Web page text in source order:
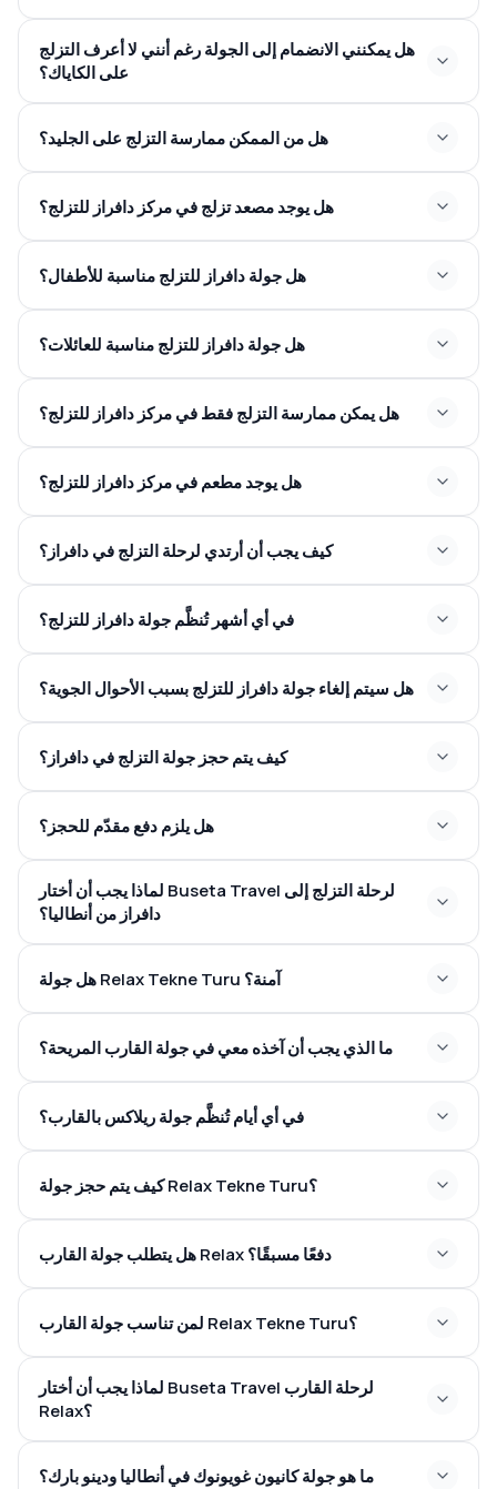
هل يمكنني الانضمام إلى الجولة رغم أنني لا أعرف التزلج
على الكاياك؟
هل من الممكن ممارسة التزلج على الجليد؟
هل يوجد مصعد تزلج في مركز دافراز للتزلج؟
هل جولة دافراز للتزلج مناسبة للأطفال؟
هل جولة دافراز للتزلج مناسبة للعائلات؟
هل يمكن ممارسة التزلج فقط في مركز دافراز للتزلج؟
هل يوجد مطعم في مركز دافراز للتزلج؟
كيف يجب أن أرتدي لرحلة التزلج في دافراز؟
في أي أشهر تُنظَّم جولة دافراز للتزلج؟
هل سيتم إلغاء جولة دافراز للتزلج بسبب الأحوال الجوية؟
كيف يتم حجز جولة التزلج في دافراز؟
هل يلزم دفع مقدّم للحجز؟
لماذا يجب أن أختار Buseta Travel لرحلة التزلج إلى
دافراز من أنطاليا؟
هل جولة Relax Tekne Turu آمنة؟
ما الذي يجب أن آخذه معي في جولة القارب المريحة؟
في أي أيام تُنظَّم جولة ريلاكس بالقارب؟
كيف يتم حجز جولة Relax Tekne Turu؟
هل يتطلب جولة القارب Relax دفعًا مسبقًا؟
لمن تناسب جولة القارب Relax Tekne Turu؟
لماذا يجب أن أختار Buseta Travel لرحلة القارب
Relax؟
ما هو جولة كانيون غويونوك في أنطاليا ودينو بارك؟